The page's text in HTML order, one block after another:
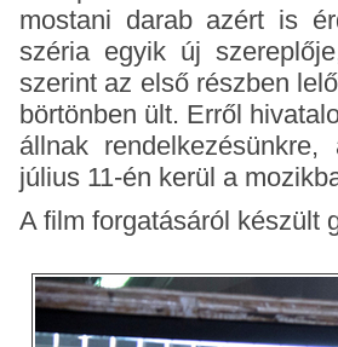
mostani darab azért is
széria egyik új
szerint az első részben
börtönben ült. Erről
állnak
július 11-én kerül a
A film forgatásáról készült